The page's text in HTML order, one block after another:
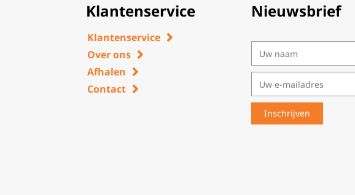
Klantenservice
Klantenservice
Over ons
Afhalen
Contact
Nieuwsbrief